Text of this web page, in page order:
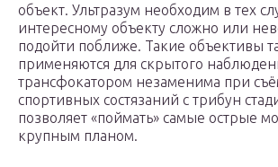
объект. Ультразум необходим в тех
интересному объекту сложно или
подойти поближе. Такие объективы
применяются для скрытого
трансфокатором незаменима при
спортивных состязаний с трибун
позволяет «поймать» самые острые
крупным планом.